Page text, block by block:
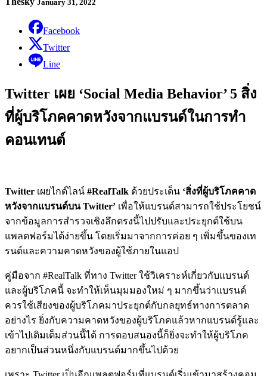
January 31, 2022
Facebook
Twitter
Line
Twitter เผย ‘Social Media Behavior’ 5 สิ่ง
ที่ผู้บริโภคคาดหวังจากแบรนด์ในการทำ
คอนเทนต์
Twitter เผยไกด์ไลน์ #RealTalk ด้วยประเด็น ‘สิ่งที่ผู้บริโภคคาด
หวังจากแบรนด์บน Twitter’ เพื่อให้แบรนด์สามารถใช้ประโยชน์
จากข้อมูลการสำรวจเชิงลึกตรงนี้ไปปรับและประยุกต์ใช้บน
แพลตฟอร์มได้ง่ายขึ้น โดยเริ่มมาจากการค่อย ๆ เพิ่มขึ้นของเท
รนด์และความคาดหวังของผู้ใช้ภายในแอป
คู่มือจาก #RealTalk ที่ทาง Twitter ใช้วิเคราะห์เกี่ยวกับแบรนด์
และผู้บริโภคนี้ จะทำให้เห็นมุมมองใหม่ ๆ มากขึ้นว่าแบรนด์
ควรใช้เสียงของผู้บริโภคมาประยุกต์กับกลยุทธ์ทางการตลาด
อย่างไร ยิ่งกับความคาดหวังของผู้บริโภคแล้วหากแบรนด์รู้และ
เข้าไปเติมเต็มส่วนนี้ได้ การตอบสนองนี้ก็ยิ่งจะทำให้ผู้บริโภค
อยากเป็นส่วนหนึ่งกับแบรนด์มากขึ้นไปด้วย